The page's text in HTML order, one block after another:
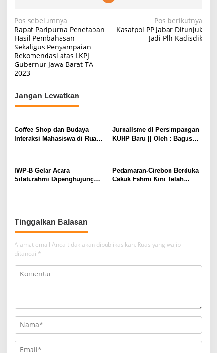
N
a
v
i
g
a
s
p
o
Pos sebelumnya
Rapat Paripurna Penetapan
Hasil Pembahasan
Sekaligus Penyampaian
Rekomendasi atas LKPJ
Gubernur Jawa Barat TA
2023
Pos berikutnya
Kasatpol PP Jabar Ditunjuk
Jadi Plh Kadisdik
Jangan Lewatkan
Coffee Shop dan Budaya
Interaksi Mahasiswa di Ruang
Jurnalisme di Persimpangan
KUHP Baru || Oleh : Bagus
IWP-B Gelar Acara
Silaturahmi Dipenghujung
Pedamaran-Cirebon Berduka
Cakuk Fahmi Kini Telah
Tinggalkan Balasan
Alamat email Anda tidak akan dipublikasikan. Ruas yang wajib
ditandai *